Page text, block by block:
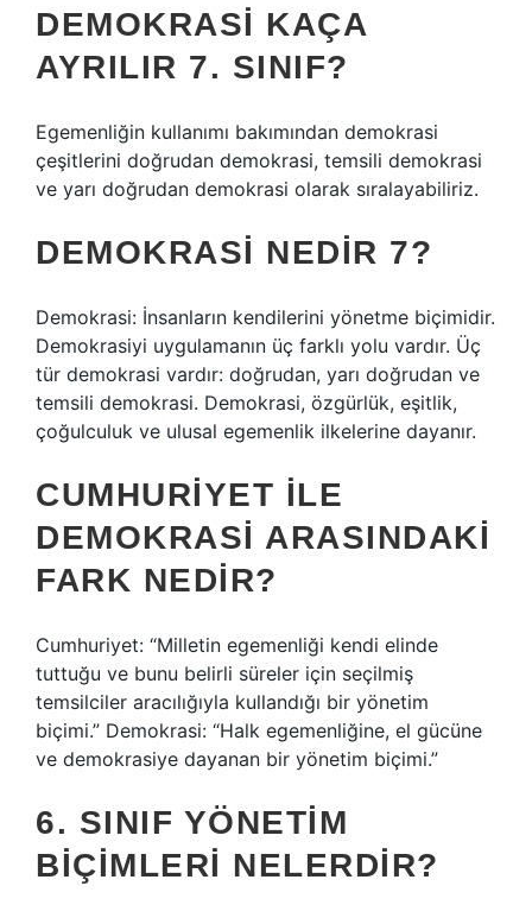
DEMOKRASI KAÇA
AYRILIR 7. SINIF?
Egemenliğin kullanımı bakımından demokrasi
çeşitlerini doğrudan demokrasi, temsili demokrasi
ve yarı doğrudan demokrasi olarak sıralayabiliriz.
DEMOKRASI NEDIR 7?
Demokrasi: İnsanların kendilerini yönetme biçimidir.
Demokrasiyi uygulamanın üç farklı yolu vardır. Üç
tür demokrasi vardır: doğrudan, yarı doğrudan ve
temsili demokrasi. Demokrasi, özgürlük, eşitlik,
çoğulculuk ve ulusal egemenlik ilkelerine dayanır.
CUMHURIYET ILE
DEMOKRASI ARASINDAKI
FARK NEDIR?
Cumhuriyet: “Milletin egemenliği kendi elinde
tuttuğu ve bunu belirli süreler için seçilmiş
temsilciler aracılığıyla kullandığı bir yönetim
biçimi.” Demokrasi: “Halk egemenliğine, el gücüne
ve demokrasiye dayanan bir yönetim biçimi.”
6. SINIF YÖNETIM
BIÇIMLERI NELERDIR?